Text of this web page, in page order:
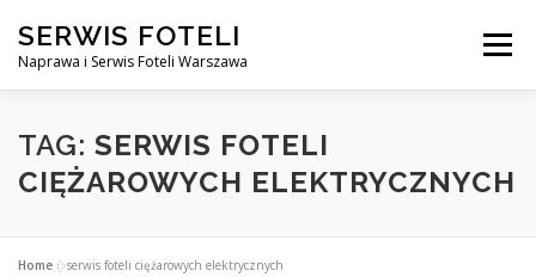
treści
SERWIS FOTELI
Naprawa i Serwis Foteli Warszawa
Menu
NAPRAWA FOTELI DENTYSTYCZNE I MEDYCZNE
TAG: SERWIS FOTELI
CIĘŻAROWYCH ELEKTRYCZNYCH
Home »serwis foteli ciężarowych elektrycznych